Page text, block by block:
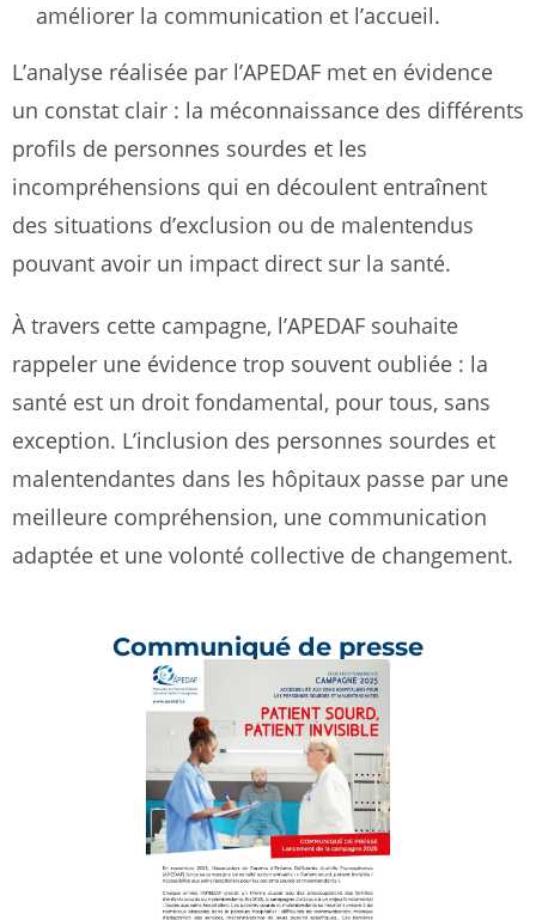
améliorer la communication et l’accueil.
L’analyse réalisée par l’APEDAF met en évidence
un constat clair : la méconnaissance des différents
profils de personnes sourdes et les
incompréhensions qui en découlent entraînent
des situations d’exclusion ou de malentendus
pouvant avoir un impact direct sur la santé.
À travers cette campagne, l’APEDAF souhaite
rappeler une évidence trop souvent oubliée : la
santé est un droit fondamental, pour tous, sans
exception. L’inclusion des personnes sourdes et
malentendantes dans les hôpitaux passe par une
meilleure compréhension, une communication
adaptée et une volonté collective de changement.
Communiqué de presse